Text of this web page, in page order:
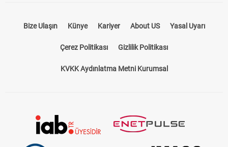
Bize Ulaşın Künye Kariyer About US Yasal Uyarı
Çerez Politikası Gizlilik Politikası
KVKK Aydınlatma Metni Kurumsal